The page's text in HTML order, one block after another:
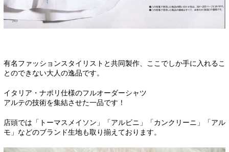
有名ファッションスタイリストと共同製作、ここでしか手に入れるこ
とのできない大人の逸品です。
イタリア・ナポリ仕様のフルオーダーシャツ
アルテの技術を集結させた一品です！
店頭では「トーマスメイソン」「アルビニ」「カンクリーニ」「アル
モ」などのブランド生地も取り揃えております。